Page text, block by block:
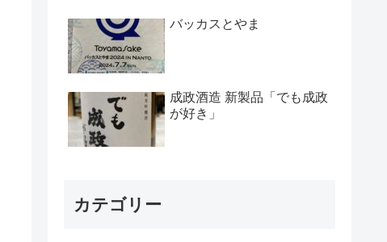
バッカスとやま
成政酒造 新製品「でも成政
が好き」
カテゴリー